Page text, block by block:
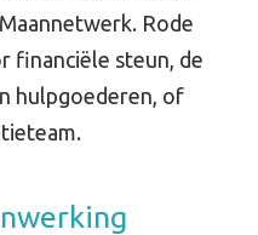
Rode
financiële steun, de
hulpgoederen, of